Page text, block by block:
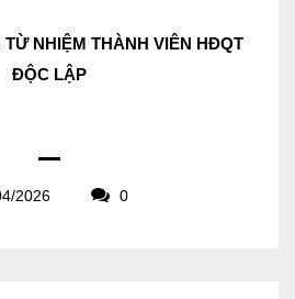
NHIỆM THÀNH VIÊN HĐQT
ĐỘC LẬP
2026 0